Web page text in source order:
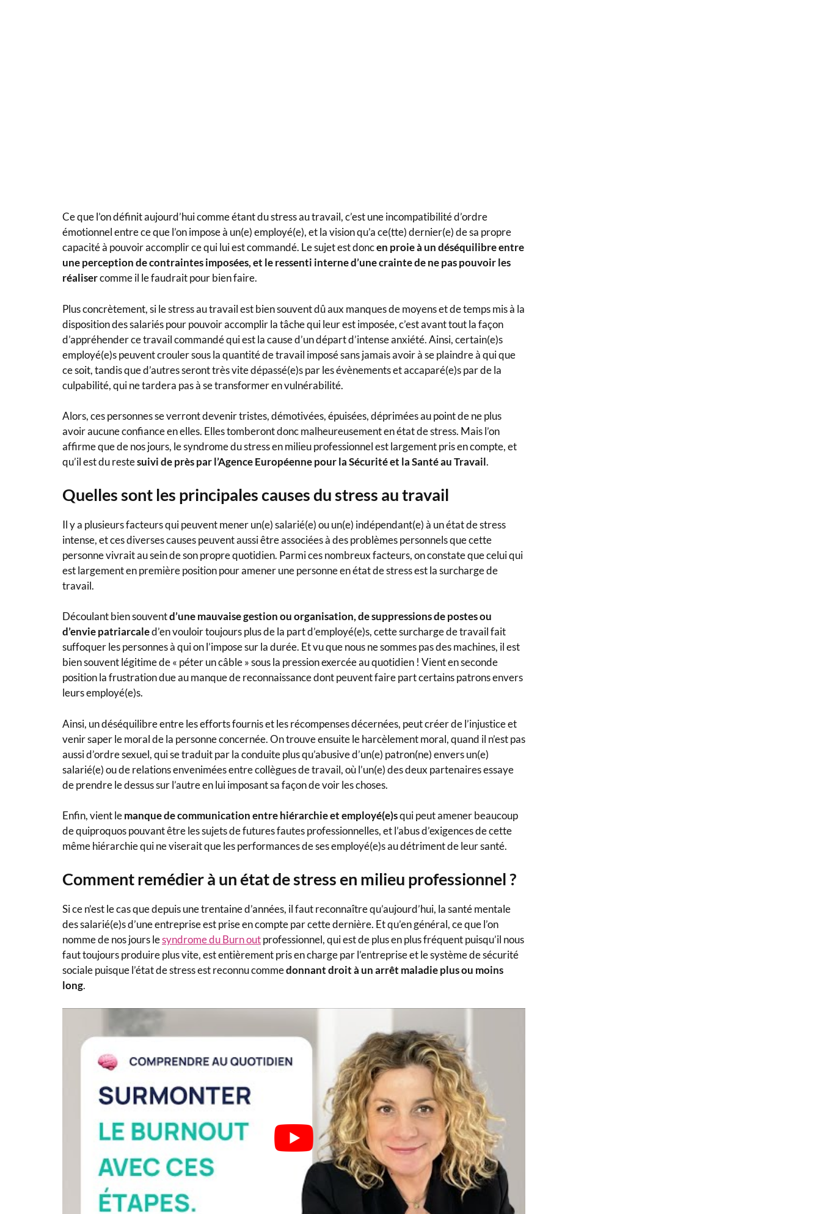
Ce que l’on définit aujourd’hui comme étant du stress au travail, c’est une incompatibilité d’ordre
émotionnel entre ce que l’on impose à un(e) employé(e), et la vision qu’a ce(tte) dernier(e) de sa propre
capacité à pouvoir accomplir ce qui lui est commandé. Le sujet est doncen proie à un déséquilibre entre
une perception de contraintes imposées, et le ressenti interne d’une crainte de ne pas pouvoir les
réalisercomme il le faudrait pour bien faire.
Plus concrètement, si le stress au travail est bien souvent dû aux manques de moyens et de temps mis à la
disposition des salariés pour pouvoir accomplir la tâche qui leur est imposée, c’est avant tout la façon
d’appréhender ce travail commandé qui est la cause d’un départ d’intense anxiété. Ainsi, certain(e)s
employé(e)s peuvent crouler sous la quantité de travail imposé sans jamais avoir à se plaindre à qui que
ce soit, tandis que d’autres seront très vite dépassé(e)s par les évènements et accaparé(e)s par de la
culpabilité, qui ne tardera pas à se transformer en vulnérabilité.
Alors, ces personnes se verront devenir tristes, démotivées, épuisées, déprimées au point de ne plus
avoir aucune confiance en elles. Elles tomberont donc malheureusement en état de stress. Mais l’on
affirme que de nos jours, le syndrome du stress en milieu professionnel est largement pris en compte, et
qu’il est du restesuivi de près par l’Agence Européenne pour la Sécurité et la Santé au Travail.
Quelles sont les principales causes du stress au travail
Il y a plusieurs facteurs qui peuvent mener un(e) salarié(e) ou un(e) indépendant(e) à un état de stress
intense, et ces diverses causes peuvent aussi être associées à des problèmes personnels que cette
personne vivrait au sein de son propre quotidien. Parmi ces nombreux facteurs, on constate que celui qui
est largement en première position pour amener une personne en état de stress est la surcharge de
travail.
Découlant bien souventd’une mauvaise gestion ou organisation, de suppressions de postes ou
d’envie patriarcaled’en vouloir toujours plus de la part d’employé(e)s, cette surcharge de travail fait
suffoquer les personnes à qui on l’impose sur la durée. Et vu que nous ne sommes pas des machines, il est
bien souvent légitime de « péter un câble » sous la pression exercée au quotidien ! Vient en seconde
position la frustration due au manque de reconnaissance dont peuvent faire part certains patrons envers
leurs employé(e)s.
Ainsi, un déséquilibre entre les efforts fournis et les récompenses décernées, peut créer de l’injustice et
venir saper le moral de la personne concernée. On trouve ensuite le harcèlement moral, quand il n’est pas
aussi d’ordre sexuel, qui se traduit par la conduite plus qu’abusive d’un(e) patron(ne) envers un(e)
salarié(e) ou de relations envenimées entre collègues de travail, où l’un(e) des deux partenaires essaye
de prendre le dessus sur l’autre en lui imposant sa façon de voir les choses.
Enfin, vient lemanque de communication entre hiérarchie et employé(e)squi peut amener beaucoup
de quiproquos pouvant être les sujets de futures fautes professionnelles, et l’abus d’exigences de cette
même hiérarchie qui ne viserait que les performances de ses employé(e)s au détriment de leur santé.
Comment remédier à un état de stress en milieu professionnel ?
Si ce n’est le cas que depuis une trentaine d’années, il faut reconnaître qu’aujourd’hui, la santé mentale
des salarié(e)s d’une entreprise est prise en compte par cette dernière. Et qu’en général, ce que l’on
nomme de nos jours lesyndrome du Burn outprofessionnel, qui est de plus en plus fréquent puisqu’il nous
faut toujours produire plus vite, est entièrement pris en charge par l’entreprise et le système de sécurité
sociale puisque l’état de stress est reconnu commedonnant droit à un arrêt maladie plus ou moins
long.